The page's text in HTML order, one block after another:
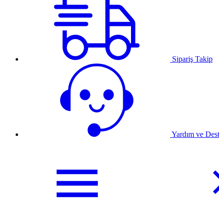
Sipariş Takip
Yardım ve